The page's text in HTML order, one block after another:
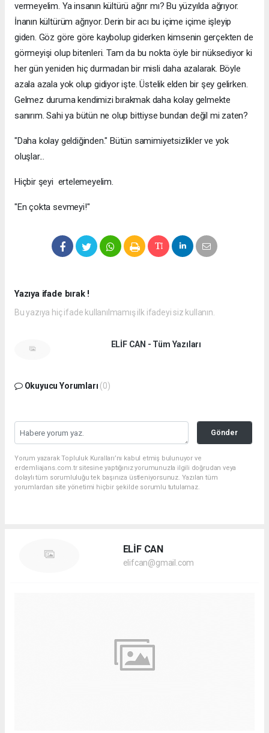
vermeyelim. Ya insanın kültürü ağrır mı? Bu yüzyılda ağrıyor.
İnanın kültürüm ağrıyor. Derin bir acı bu içime içime işleyip
giden. Göz göre göre kaybolup giderken kimsenin gerçekten de
görmeyişi olup bitenleri. Tam da bu nokta öyle bir nüksediyor ki
her gün yeniden hiç durmadan bir misli daha azalarak. Böyle
azala azala yok olup gidiyor işte. Üstelik elden bir şey gelirken.
Gelmez duruma kendimizi bırakmak daha kolay gelmekte
sanırım. Sahi ya bütün ne olup bittiyse bundan değil mi zaten?
"Daha kolay geldiğinden." Bütün samimiyetsizlikler ve yok
oluşlar...
Hiçbir şeyi ertelemeyelim.
"En çokta sevmeyi!"
Yazıya ifade bırak !
Bu yazıya hiç ifade kullanılmamış ilk ifadeyi siz kullanın.
ELİF CAN - Tüm Yazıları
Okuyucu Yorumları (0)
Gönder
Yorum yazarak Topluluk Kuralları’nı kabul etmiş bulunuyor ve
erdemliajans.com.tr sitesine yaptığınız yorumunuzla ilgili doğrudan veya
dolaylı tüm sorumluluğu tek başınıza üstleniyorsunuz. Yazılan tüm
yorumlardan site yönetimi hiçbir şekilde sorumlu tutulamaz.
ELİF CAN
elifcan@gmail.com